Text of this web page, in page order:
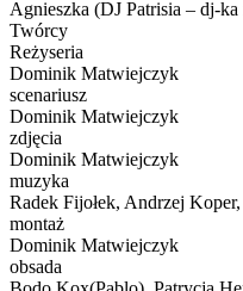
Agnieszka (DJ Patrisia – dj-
Twórcy
Reżyseria
Dominik Matwiejczyk
scenariusz
Dominik Matwiejczyk
zdjęcia
Dominik Matwiejczyk
muzyka
Radek Fijołek, Andrzej
montaż
Dominik Matwiejczyk
obsada